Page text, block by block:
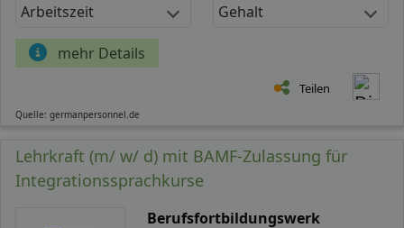
Arbeitszeit Gehalt
mehr Details
Teilen
Quelle: germanpersonnel.de
Lehrkraft (m/ w/ d) mit BAMF-Zulassung für
Integrationssprachkurse
Berufsfortbildungswerk